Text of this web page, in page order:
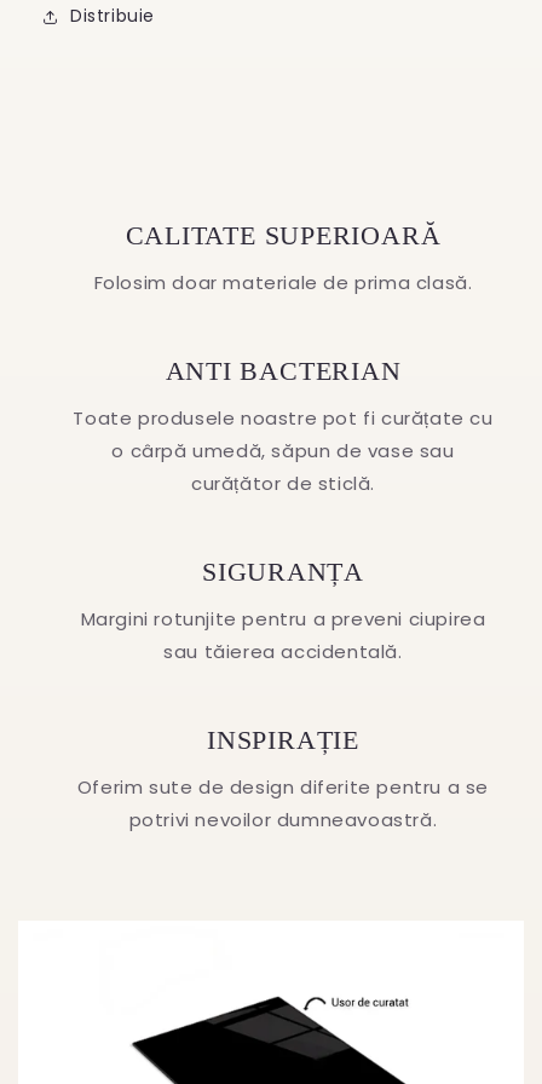
Distribuie
CALITATE SUPERIOARĂ
Folosim doar materiale de prima clasă.
ANTI BACTERIAN
Toate produsele noastre pot fi curățate cu
o cârpă umedă, săpun de vase sau
curățător de sticlă.
SIGURANȚA
Margini rotunjite pentru a preveni ciupirea
sau tăierea accidentală.
INSPIRAȚIE
Oferim sute de design diferite pentru a se
potrivi nevoilor dumneavoastră.